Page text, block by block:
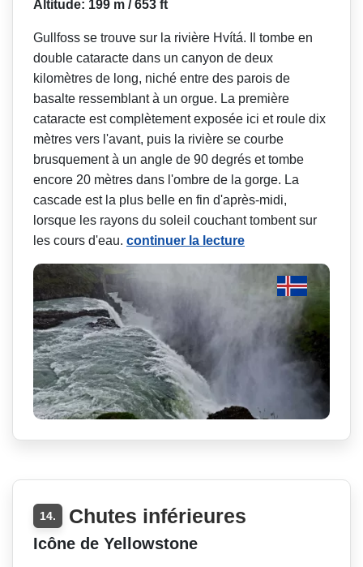
Altitude: 199 m / 653 ft
Gullfoss se trouve sur la rivière Hvítá. Il tombe en
double cataracte dans un canyon de deux
kilomètres de long, niché entre des parois de
basalte ressemblant à un orgue. La première
cataracte est complètement exposée ici et roule dix
mètres vers l'avant, puis la rivière se courbe
brusquement à un angle de 90 degrés et tombe
encore 20 mètres dans l'ombre de la gorge. La
cascade est la plus belle en fin d'après-midi,
lorsque les rayons du soleil couchant tombent sur
les cours d'eau. continuer la lecture
14. Chutes inférieures
Icône de Yellowstone